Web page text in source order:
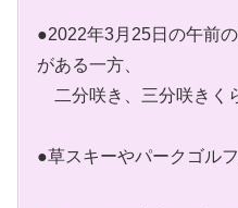
●2022年3月25日の午前
がある一方、
二分咲き、三分咲きく
●草スキーやパークゴル